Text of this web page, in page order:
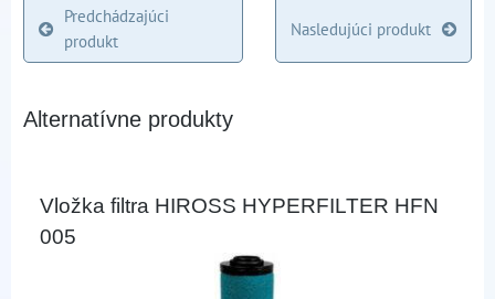
Predchádzajúci
produkt
Nasledujúci produkt
Alternatívne produkty
Vložka filtra HIROSS HYPERFILTER HFN
005